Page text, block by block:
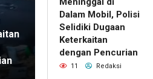
Dalam Mobil, Polisi
Selidiki Dugaan
Keterkaitan
dengan Pencurian
11 Redaksi